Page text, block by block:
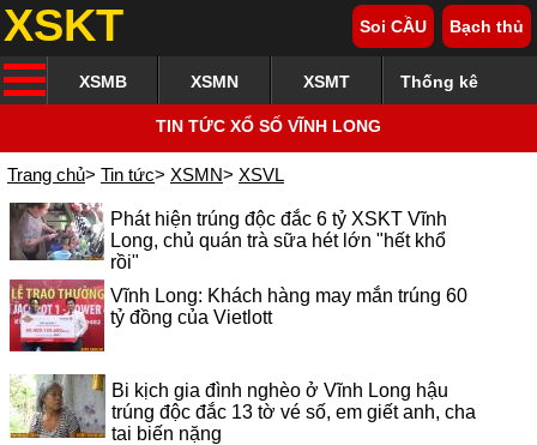
XSKT Bạch thủ
Soi CẦU
XSMB XSMN XSMT Thống kê
TIN TỨC XỔ SỐ VĨNH LONG
Trang chủ> Tin tức> XSMN> XSVL
Phát hiện trúng độc đắc 6 tỷ XSKT Vĩnh
Long, chủ quán trà sữa hét lớn "hết khổ
rồi"
Vĩnh Long: Khách hàng may mắn trúng 60
tỷ đồng của Vietlott
Bi kịch gia đình nghèo ở Vĩnh Long hậu
trúng độc đắc 13 tờ vé số, em giết anh, cha
tai biến nặng